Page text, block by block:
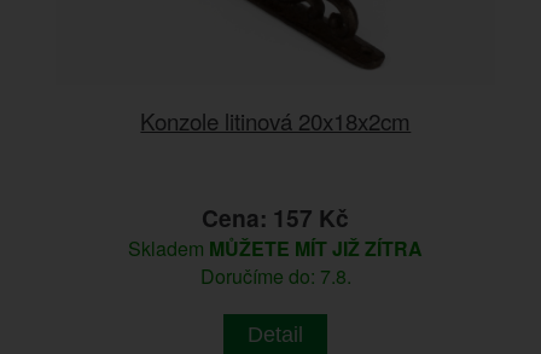
Konzole litinová 20x18x2cm
Cena: 157 Kč
Skladem MŮŽETE MÍT JIŽ ZÍTRA
Doručíme do: 7.8.
Detail